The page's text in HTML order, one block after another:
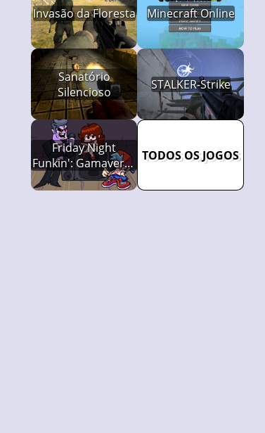
Invasão da Floresta Minecraft Online
Sanatório
Silencioso
STALKER-Strike
Friday Night
Funkin': Gamaverse
Edition (w/
Spaghetti)
TODOS OS JOGOS